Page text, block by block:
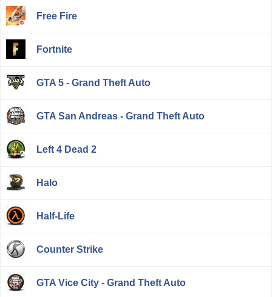
Free Fire
Fortnite
GTA 5 - Grand Theft Auto
GTA San Andreas - Grand Theft Auto
Left 4 Dead 2
Halo
Half-Life
Counter Strike
GTA Vice City - Grand Theft Auto